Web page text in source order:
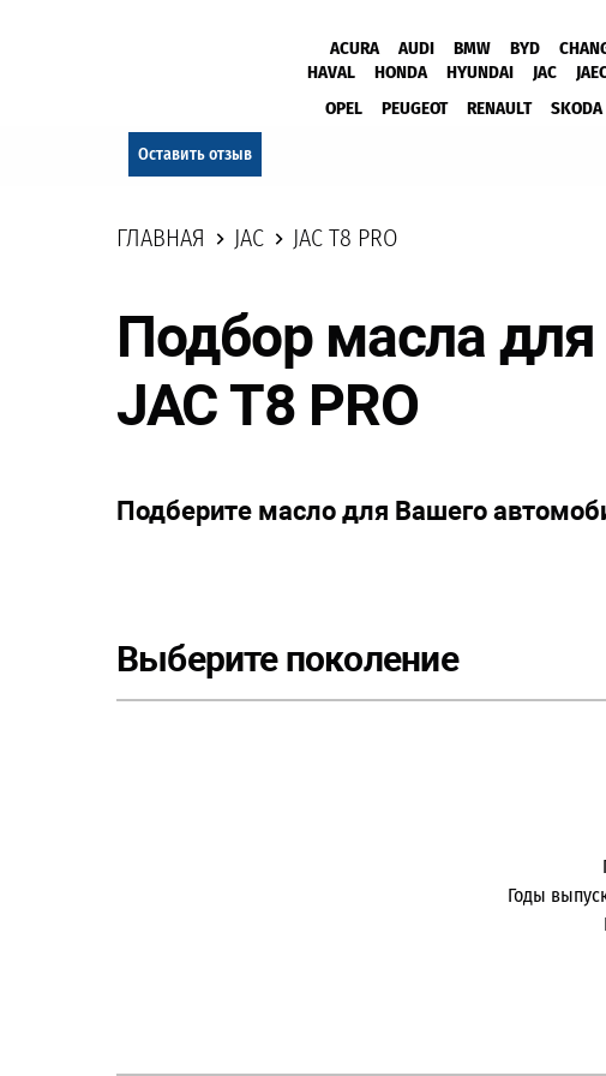
ACURA AUDI BMW BYD
HAVAL
HONDA HYUNDAI JAC
OPEL
PEUGEOT RENAULT SKODA
Оставить отзыв
ГЛАВНАЯ JAC JAC T8 PRO
Подбор масла для
JAC T8 PRO
Подберите масло для Вашего
Выберите поколение
Годы